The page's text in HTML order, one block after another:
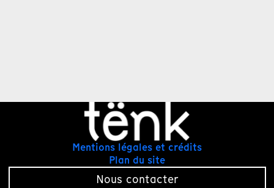
Mentions légales et crédits
Plan du site
Nous contacter